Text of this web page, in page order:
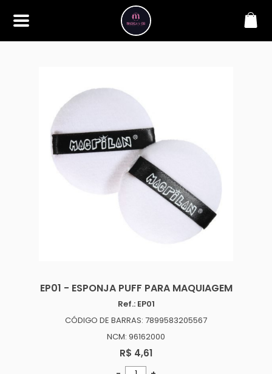
Styllus, sua fonte confiável de
maquiagens e acessórios de
alta qualidade. Somos
apaixonados por realçar a
beleza de nossos clientes,
oferecendo uma ampla gama
de produtos que inspiram
confiança e criatividade. Desde
os últimos lançamentos em
maquiagem até os acessórios
mais elegantes, estamos aqui
para ajudá-lo a alcançar seu
seleção cuidadosamente
makbelachb@gmail.com
EP01 - ESPONJA PUFF PARA MAQUIAGEM
Ref.: EP01
CÓDIGO DE BARRAS: 7899583205567
NCM: 96162000
R$ 4,61